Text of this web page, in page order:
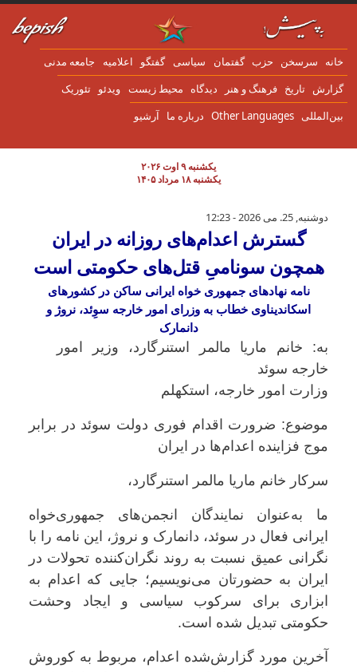
به محتوای اصلی
سرسخن حزب گفتمان سياسی گفتگو اعلاميه جامعه مدنی
تاریخ فرهنگ و هنر دیدگاه محیط زیست ویدئو تئوریک
Other Languages درباره ما آرشیو
یکشنبه ۹ اوت ۲۰۲۶
یکشنبه ۱۸ مرداد ۱۴۰۵
گسترش اعدام‌های روزانه در ایران همچون
دوشنبه, 25. می 2026 - 12:23
گسترش اعدام‌های روزانه در ایران
همچون سونامیِ قتل‌های حکومتی است
نامه نهادهای جمهوری خواه ایرانی ساکن در کشورهای
اسکاندیناوی خطاب به وزرای امور خارجه سوِئد، نروژ و
دانمارک
به: خانم ماریا مالمر استنرگارد، وزیر امور
خارجه سوئد
وزارت امور خارجه، استکهلم
موضوع: ضرورت اقدام فوری دولت سوئد در برابر
موج فزاینده اعدام‌ها در ایران
سرکار خانم ماریا مالمر استنرگارد،
ما به‌عنوان نمایندگان انجمن‌های جمهوری‌خواه
ایرانی فعال در سوئد، دانمارک و نروژ، این نامه را با
نگرانی عمیق نسبت به روند نگران‌کننده تحولات در
ایران به حضورتان می‌نویسیم؛ جایی که اعدام به
ابزاری برای سرکوب سیاسی و ایجاد وحشت
حکومتی تبدیل شده است.
آخرین مورد گزارش‌شده اعدام، مربوط به کوروش